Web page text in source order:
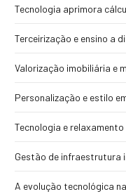
Tecnologia aprimora
Terceirização e ensino a
Valorização imobiliária e
Personalização e estilo
Tecnologia e
Gestão de infraestrutura
A evolução tecnológica